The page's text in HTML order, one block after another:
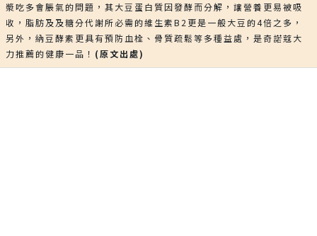
漿吃多會脹氣的問題，其大豆蛋白質因發酵而分解，讓營養更易被吸
收，脂肪及及糖分代謝所必需的維生素B2更是一般大豆的4倍之多，
另外，納豆酵素更具有預防血栓、骨質疏鬆等多種益處，是奇諾蔻大
力推薦的健康一品！ (原文出處)